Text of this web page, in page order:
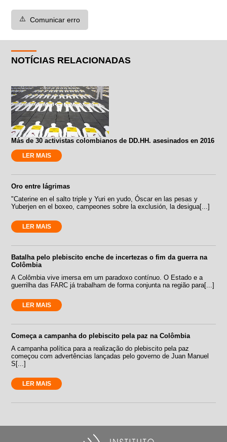
⚠️ Comunicar erro
NOTÍCIAS RELACIONADAS
Más de 30 activistas colombianos de DD.HH. asesinados en 2016
LER MAIS
Oro entre lágrimas
"Caterine en el salto triple y Yuri en yudo, Óscar en las pesas y
Yuberjen en el boxeo, campeones sobre la exclusión, la desigua[...]
LER MAIS
Batalha pelo plebiscito enche de incertezas o fim da guerra na
Colômbia
A Colômbia vive imersa em um paradoxo contínuo. O Estado e a
guerrilha das FARC já trabalham de forma conjunta na região para[...]
LER MAIS
Começa a campanha do plebiscito pela paz na Colômbia
A campanha política para a realização do plebiscito pela paz
começou com advertências lançadas pelo governo de Juan Manuel
S[...]
LER MAIS